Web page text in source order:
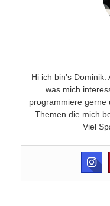
Hi ich bin’s
was mich
programmiere gerne
Themen die mich
Viel